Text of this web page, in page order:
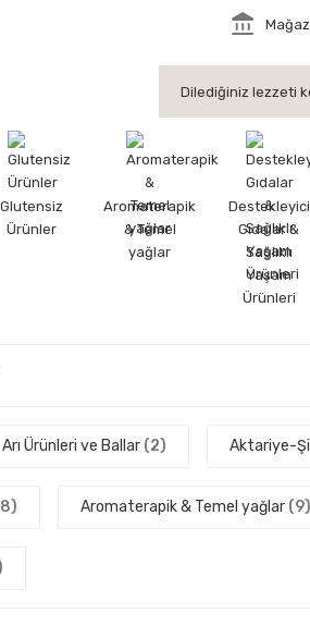
Glutensiz
Ürünler
Aromaterapik
& Temel
yağlar
Destekleyici
Gıdalar &
Sağlıklı
Yaşam
Ürünleri
Arı Ürünleri ve Ballar (2) Aktariye-
Aromaterapik & Temel yağlar (9)